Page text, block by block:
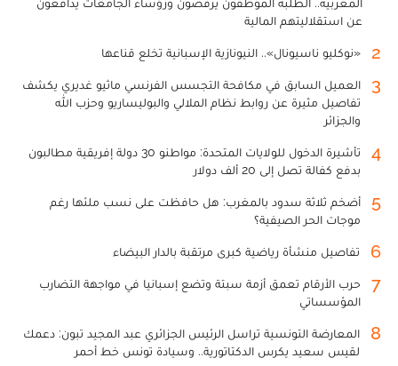
عن استقلاليتهم المالية
2 «نوكليو ناسيونال».. النيونازية الإسبانية تخلع قناعها
3
العميل السابق في مكافحة التجسس الفرنسي ماثيو غديري يكشف
تفاصيل مثيرة عن روابط نظام الملالي والبوليساريو وحزب الله
والجزائر
4
تأشيرة الدخول للولايات المتحدة: مواطنو 30 دولة إفريقية مطالبون
بدفع كفالة تصل إلى 20 ألف دولار
5
أضخم ثلاثة سدود بالمغرب: هل حافظت على نسب ملئها رغم
موجات الحر الصيفية؟
6 تفاصيل منشأة رياضية كبرى مرتقبة بالدار البيضاء
7
حرب الأرقام تعمق أزمة سبتة وتضع إسبانيا في مواجهة التضارب
المؤسساتي
8
المعارضة التونسية تراسل الرئيس الجزائري عبد المجيد تبون: دعمك
لقيس سعيد يكرس الدكتاتورية.. وسيادة تونس خط أحمر